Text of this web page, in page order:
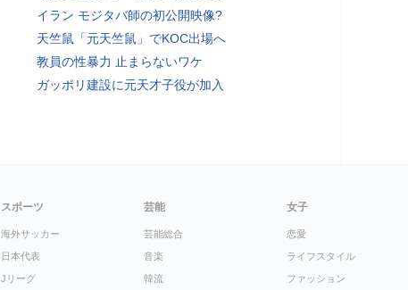
イラン モジタバ師の初公開映像?
天竺鼠「元天竺鼠」でKOC出場へ
教員の性暴力 止まらないワケ
ガッポリ建設に元天才子役が加入
スポーツ
海外サッカー
日本代表
Jリーグ
芸能
芸能総合
音楽
韓流
女子
恋愛
ライフスタイル
ファッション